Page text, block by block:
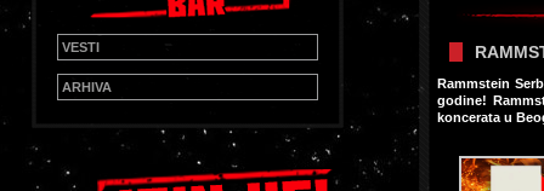
VESTI
ARHIVA
Rammstein
godine!
koncerata u